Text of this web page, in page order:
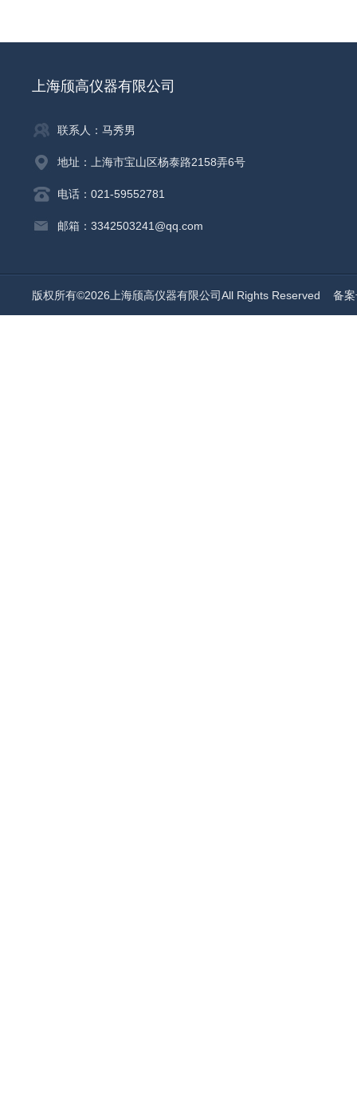
上海颀高仪器有限公司
联系人：马秀男
地址：上海市宝山区杨泰路2158弄6号
电话：021-59552781
邮箱：3342503241@qq.com
版权所有©2026上海颀高仪器有限公司All Rights Reserved 备